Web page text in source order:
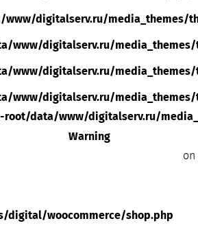
digitalserv.ru/media_themes/
www/digitalserv.ru/
www/digitalserv.ru/
www/digitalserv.ru/
data/www/digitalserv.ru/
Warning
woocommerce/shop.php
on